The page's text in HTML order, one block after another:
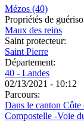
Mézos (40)
Propriétés de
Maux des reins
Saint protecteur:
Saint Pierre
Département:
40 - Landes
02/13/2021 - 10:12
Parcours:
Dans le canton
Compostelle -Voie